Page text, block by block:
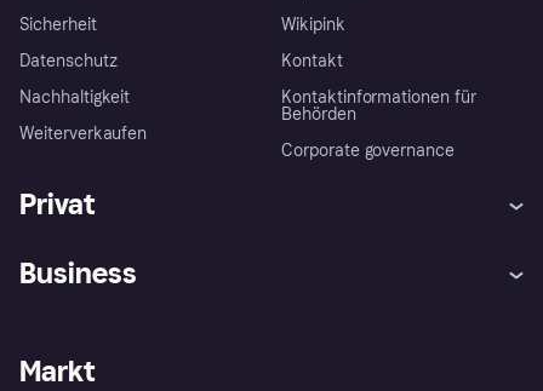
Sicherheit
Datenschutz
Nachhaltigkeit
Weiterverkaufen
Wikipink
Kontakt
Kontaktinformationen für
Behörden
Corporate governance
Privat
Klarna App
Business
Händlerportal
Markt